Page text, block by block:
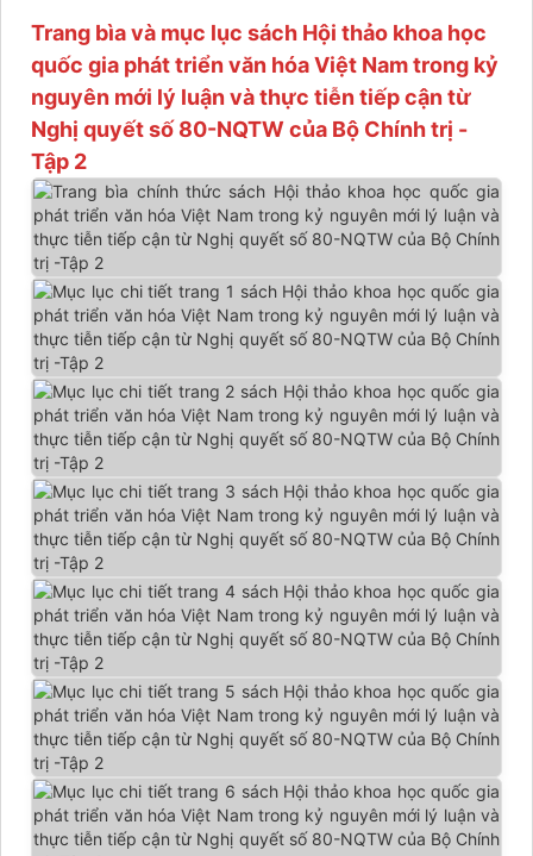
Trang bìa và mục lục sách Hội thảo khoa học
quốc gia phát triển văn hóa Việt Nam trong kỷ
nguyên mới lý luận và thực tiễn tiếp cận từ
Nghị quyết số 80-NQTW của Bộ Chính trị -
Tập 2